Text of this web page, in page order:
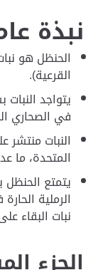
نبذة
الحنظل هو
القرعية).
يتواجد
في الصحاري
النبات منتشر
المتحدة، ما
يتمتع الحنظل
الرملية
نبات البقاء